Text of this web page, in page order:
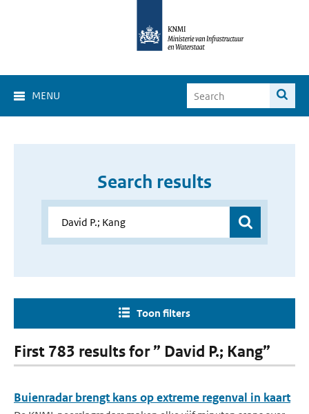
MENU
Search results
Toon filters
First 783 results for ” David P.; Kang”
Buienradar brengt kans op extreme regenval in kaart